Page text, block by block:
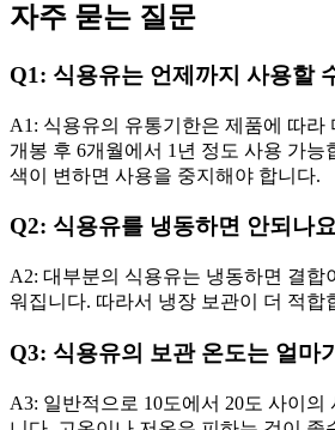
자주 묻는 질문
Q1: 식용유는 언제까지 사용할
A1: 식용유의 유통기한은 제품에 따라
개봉 후 6개월에서 1년 정도 사용 가능
색이 변하면 사용을 중지해야 합니다.
Q2: 식용유를 냉동하면 안되나
A2: 대부분의 식용유는 냉동하면 결합
워집니다. 따라서 냉장 보관이 더 적합
Q3: 식용유의 보관 온도는 얼마
A3: 일반적으로 10도에서 20도 사이의